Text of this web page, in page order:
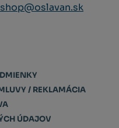
/ REKLAMÁCIA
ÚDAJOV